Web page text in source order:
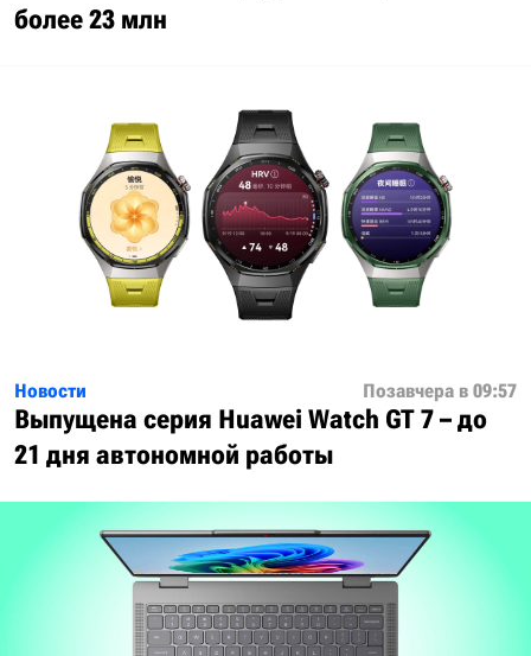
более 23 млн
Новости Позавчера в 09:57
Выпущена серия Huawei Watch GT 7 – до
21 дня автономной работы